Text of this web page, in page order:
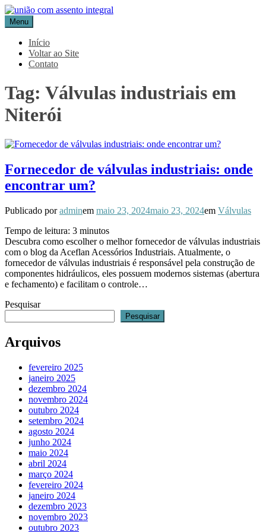
Pular
para
o
conteúdo
Blog Aceflan
Líder em Acessórios Industriais
Menu
Início
Voltar ao Site
Contato
Tag: Válvulas industriais em
Niterói
Fornecedor de válvulas industriais: onde
encontrar um?
Publicado poradminem maio 23, 2024maio 23, 2024em Válvulas
Tempo de leitura: 3 minutos
Descubra como escolher o melhor fornecedor de válvulas industriais
com o blog da Aceflan Acessórios Industriais. Atualmente, o
fornecedor de válvulas industriais é responsável pela construção de
componentes hidráulicos, eles possuem modernos sistemas (abertura
e fechamento) e facilitam o controle…
Pesquisar
Pesquisar
Arquivos
fevereiro 2025
janeiro 2025
dezembro 2024
novembro 2024
outubro 2024
setembro 2024
agosto 2024
junho 2024
maio 2024
abril 2024
março 2024
fevereiro 2024
janeiro 2024
dezembro 2023
novembro 2023
outubro 2023